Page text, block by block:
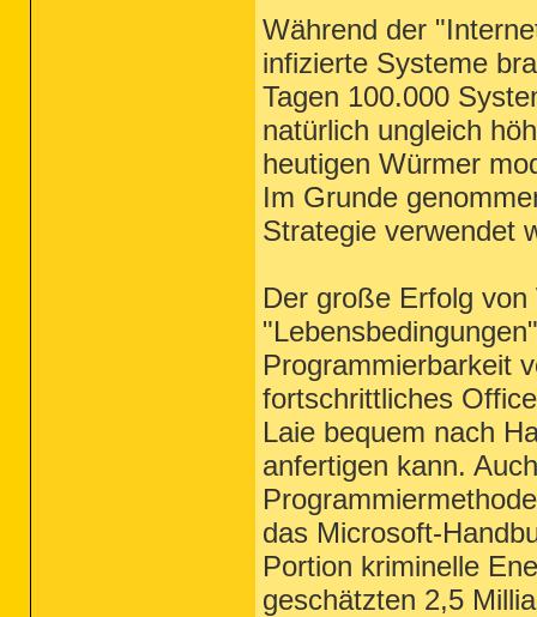
Während der
infizierte Systeme
Tagen 100.000
natürlich ungleich
heutigen Würmer
Im Grunde
Strategie verwendet
Der große Erfolg
Programmierbarkeit
fortschrittliches
Laie bequem nach
anfertigen kann.
das Microsoft-
Portion kriminelle
geschätzten 2,5